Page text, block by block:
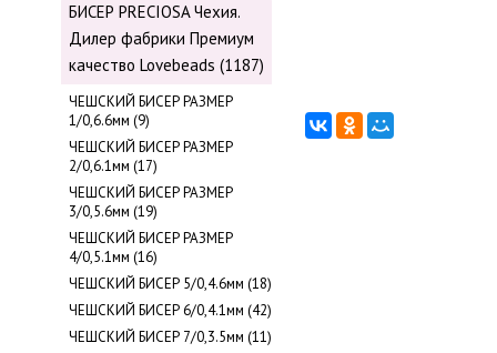
БИСЕР PRECIOSA Чехия.
Дилер фабрики Премиум
качество Lovebeads (1187)
ЧЕШСКИЙ БИСЕР РАЗМЕР
1/0,6.6мм (9)
ЧЕШСКИЙ БИСЕР РАЗМЕР
2/0,6.1мм (17)
ЧЕШСКИЙ БИСЕР РАЗМЕР
3/0,5.6мм (19)
ЧЕШСКИЙ БИСЕР РАЗМЕР
4/0,5.1мм (16)
ЧЕШСКИЙ БИСЕР 5/0,4.6мм (18)
ЧЕШСКИЙ БИСЕР 6/0,4.1мм (42)
ЧЕШСКИЙ БИСЕР 7/0,3.5мм (11)